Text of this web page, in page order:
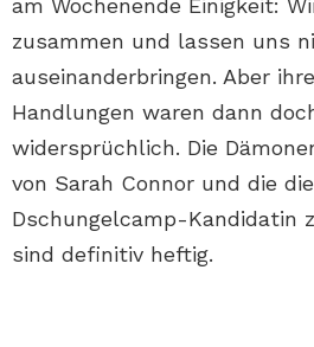
am Wochenende Einigkeit:
zusammen und lassen uns
auseinanderbringen. Aber
Handlungen waren dann
widersprüchlich. Die
von Sarah Connor und die
Dschungelcamp-Kandidatin
sind definitiv heftig.